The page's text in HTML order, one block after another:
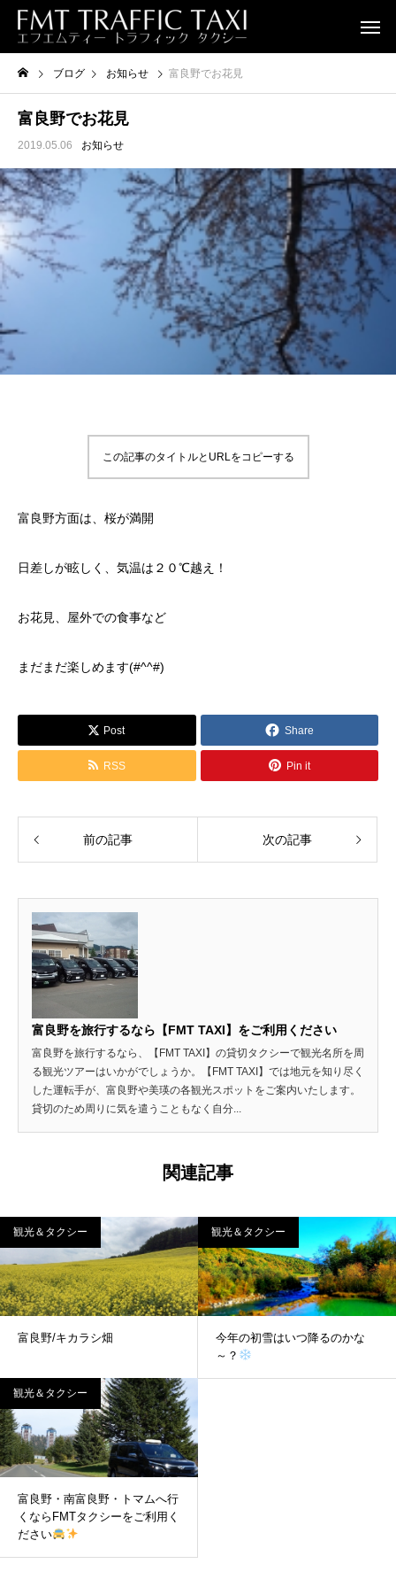
ブログ お知らせ 富良野でお花見
富良野でお花見
2019.05.06 お知らせ
この記事のタイトルとURLをコピーする
富良野方面は、桜が満開
日差しが眩しく、気温は２０℃越え！
お花見、屋外での食事など
まだまだ楽しめます(#^^#)
Post Share
RSS Pin it
前の記事 次の記事
富良野を旅行するなら【FMT TAXI】をご利用ください
富良野を旅行するなら、【FMT TAXI】の貸切タクシーで観光名所を周
る観光ツアーはいかがでしょうか。【FMT TAXI】では地元を知り尽く
した運転手が、富良野や美瑛の各観光スポットをご案内いたします。
貸切のため周りに気を遣うこともなく自分...
関連記事
観光＆タクシー
富良野/キカラシ畑
観光＆タクシー
今年の初雪はいつ降るのかな
～？
観光＆タクシー
富良野・南富良野・トマムへ行
くならFMTタクシーをご利用く
ださい